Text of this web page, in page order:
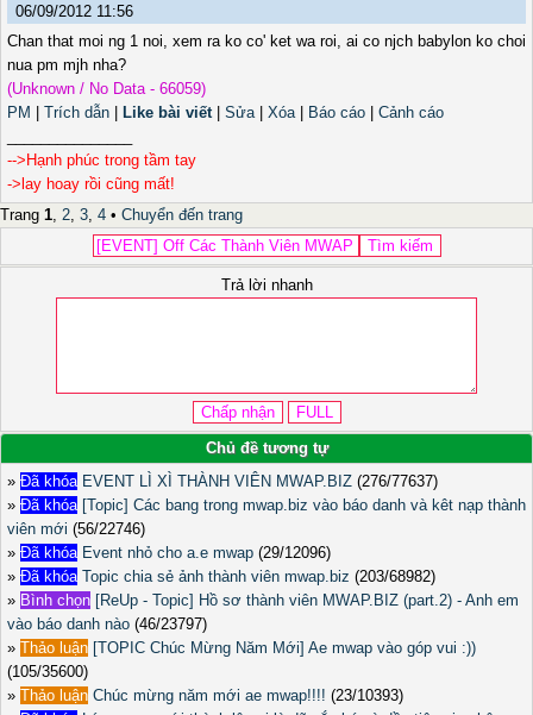
06/09/2012 11:56
Chan that moi ng 1 noi, xem ra ko co' ket wa roi, ai co njch babylon ko choi
nua pm mjh nha?
(Unknown / No Data - 66059)
PM
Trích dẫn Like bài viết| Sửa| Xóa| Báo cáo
Cảnh cáo
-->Hạnh phúc trong tầm tay
->lay hoay rồi cũng mất!
Trang 1, 2, 3, 4 • Chuyển đến trang
Trả lời nhanh
Chủ đề tương tự
» Đã khóa EVENT LÌ XÌ THÀNH VIÊN MWAP.BIZ (276/77637)
» Đã khóa [Topic] Các bang trong mwap.biz vào báo danh và kêt nạp thành
viên mới (56/22746)
» Đã khóa Event nhỏ cho a.e mwap (29/12096)
» Đã khóa Topic chia sẻ ảnh thành viên mwap.biz (203/68982)
» Bình chọn [ReUp - Topic] Hồ sơ thành viên MWAP.BIZ (part.2) - Anh em
vào báo danh nào (46/23797)
» Thảo luận [TOPIC Chúc Mừng Năm Mới] Ae mwap vào góp vui :))
(105/35600)
» Thảo luận Chúc mừng năm mới ae mwap!!!! (23/10393)